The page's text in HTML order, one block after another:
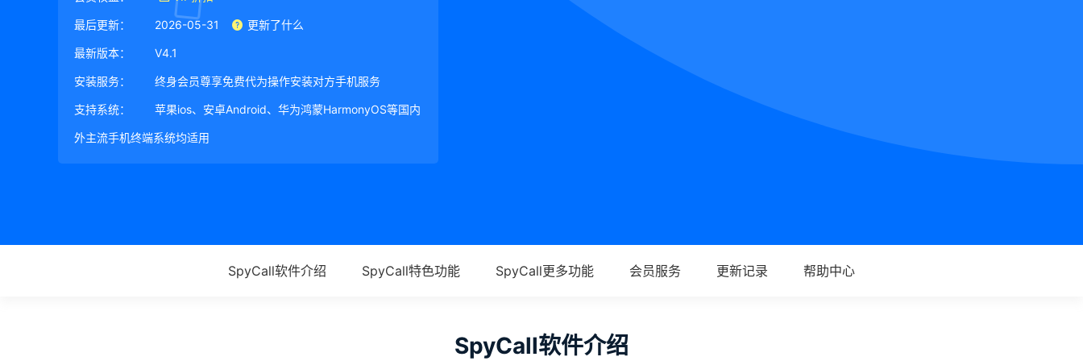
最后更新： 2026-05-31 更新了什么
最新版本： V4.1
安装服务： 终身会员尊享免费代为操作安装对方手机服务
支持系统： 苹果ios、安卓Android、华为鸿蒙HarmonyOS等国内
外主流手机终端系统均适用
SpyCall软件介绍 SpyCall特色功能 SpyCall更多功能 会员服务 更新记录 帮助中心
SpyCall软件介绍